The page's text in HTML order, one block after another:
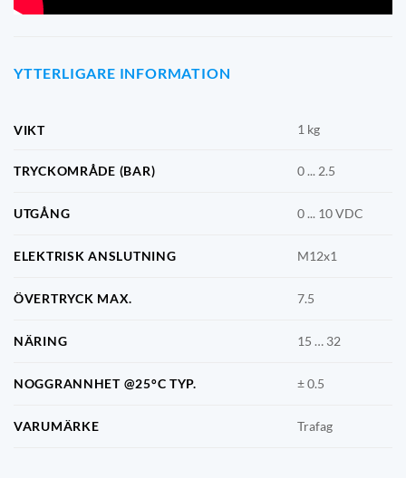
YTTERLIGARE INFORMATION
VIKT 1 kg
TRYCKOMRÅDE (BAR) 0 ... 2.5
UTGÅNG 0 ... 10 VDC
ELEKTRISK ANSLUTNING M12x1
ÖVERTRYCK MAX. 7.5
NÄRING 15 … 32
NOGGRANNHET @25°C TYP. ± 0.5
VARUMÄRKE Trafag